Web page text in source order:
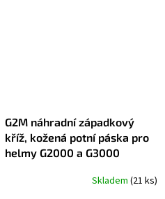
G2M náhradní západkový
kříž, kožená potní páska pro
helmy G2000 a G3000
Skladem (21 ks)